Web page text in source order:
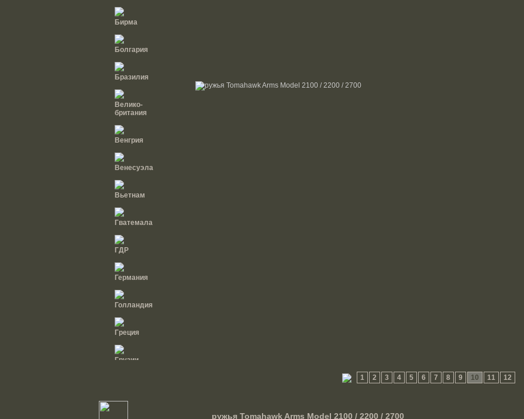
Бирма
Болгария
Бразилия
Велико-
британия
Венгрия
Венесуэла
Вьетнам
Гватемала
ГДР
Германия
Голландия
Греция
Грузии
1 2 3 4 5 6 7 8 9 10 11 12
ружья Tomahawk Arms Model 2100 / 2200 / 2700